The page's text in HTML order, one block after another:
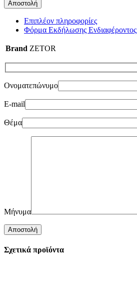
Επιπλέον πληροφορίες
Φόρμα Εκδήλωσης Ενδιαφέροντος
Brand ZETOR
Ονοματεπώνυμο
E-mail
Θέμα
Μήνυμα
Σχετικά προϊόντα